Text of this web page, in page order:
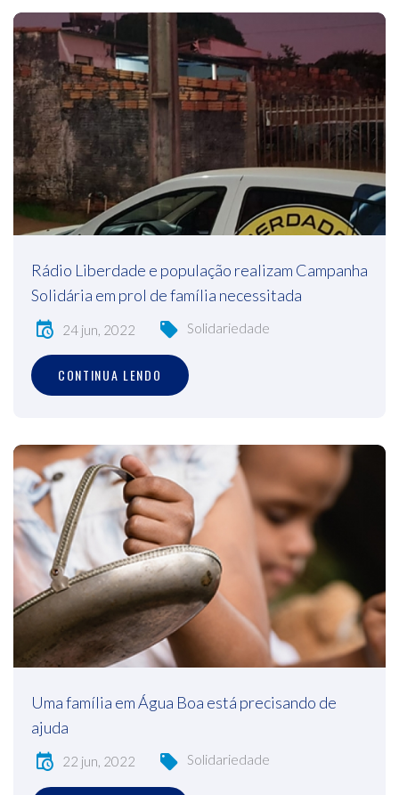
Rádio Liberdade e população realizam Campanha
Solidária em prol de família necessitada
24 jun, 2022 Solidariedade
CONTINUA LENDO
Uma família em Água Boa está precisando de
ajuda
22 jun, 2022 Solidariedade